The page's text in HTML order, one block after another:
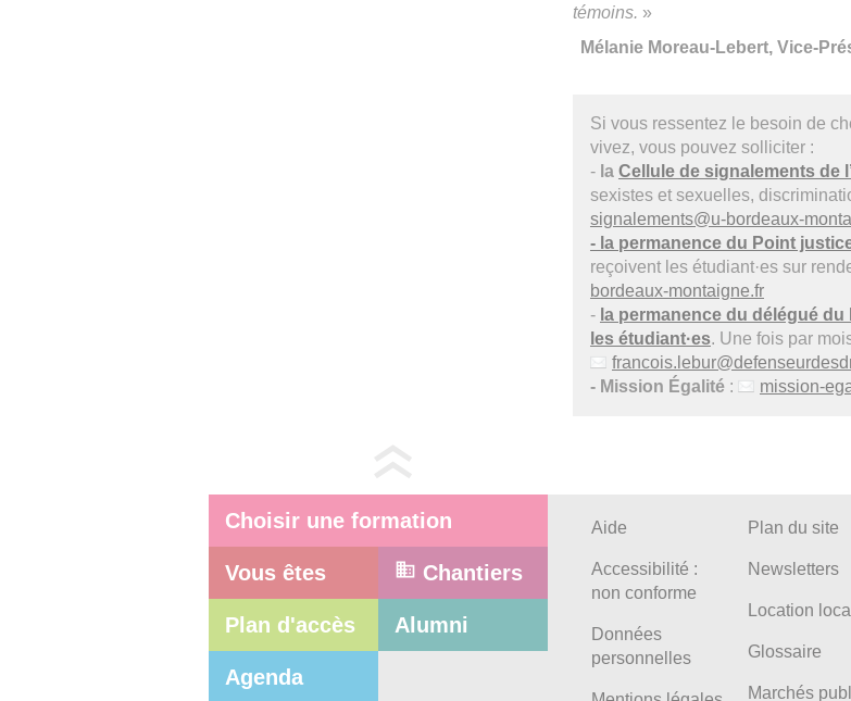
témoins. »
Mélanie Moreau-Lebert, Vice-
Si vous ressentez le besoin de
vivez, vous pouvez solliciter :
- la Cellule de signalements de
sexistes et sexuelles,
signalements@u-bordeaux-
- la permanence du Point
reçoivent les étudiant·es sur
bordeaux-montaigne.fr
- la permanence du délégué
les étudiant·es. Une fois par
- Mission Égalité : mission-
Choisir une formation
Vous êtes Chantiers
Plan d'accès Alumni
Agenda
Aide
Accessibilité :
non conforme
Données
personnelles
Plan du site
Newsletters
Location
Glossaire
Marchés